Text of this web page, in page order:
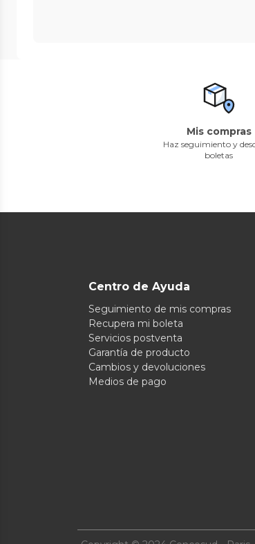
Mis compras
Haz seguimiento y
boletas
Centro de Ayuda
Seguimiento de mis compras
Recupera mi boleta
Servicios postventa
Garantía de producto
Cambios y devoluciones
Medios de pago